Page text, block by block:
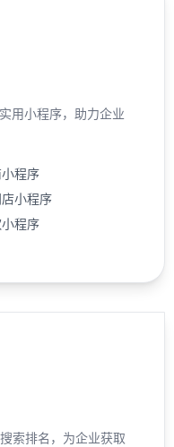
用小程序，助力企业
程序
小程序
程序
索排名，为企业获取